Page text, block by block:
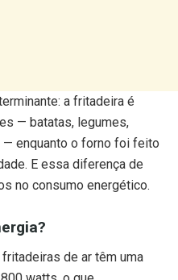
a fritadeira é
— batatas, legumes,
— enquanto o forno foi feito
E essa diferença de
no consumo energético.
de ar têm uma